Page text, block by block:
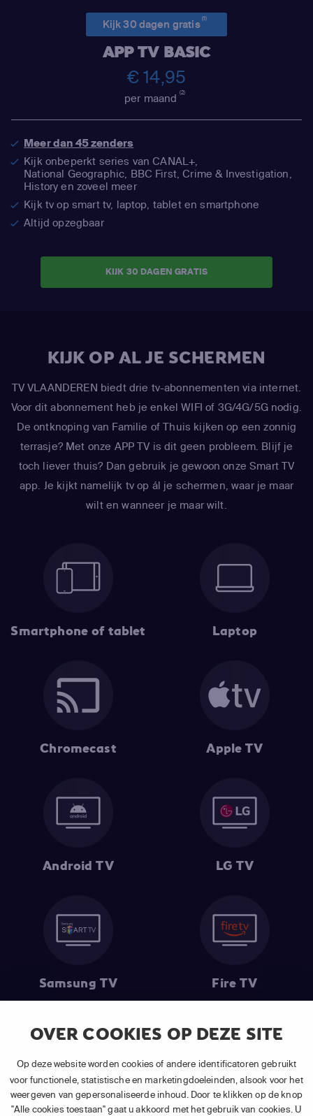
OVER COOKIES OP DEZE SITE
Op deze website worden cookies of andere identificatoren gebruikt
voor functionele, statistische en marketingdoeleinden, alsook voor het
weergeven van gepersonaliseerde inhoud. Door te klikken op de knop
"Alle cookies toestaan" gaat u akkoord met het gebruik van cookies. U
Kijk 30 dagen gratis(1)
APP TV BASIC
€ 14,95
per maand(2)
Meer dan 45 zenders
Kijk onbeperkt series van CANAL+,
National Geographic, BBC First, Crime & Investigation,
History en zoveel meer
Kijk tv op smart tv, laptop, tablet en smartphone
Altijd opzegbaar
KIJK 30 DAGEN GRATIS
KIJK OP AL JE SCHERMEN
TV VLAANDEREN biedt drie tv-abonnementen via internet.
Voor dit abonnement heb je enkel WIFI of 3G/4G/5G nodig.
De ontknoping van Familie of Thuis kijken op een zonnig
terrasje? Met onze APP TV is dit geen probleem. Blijf je
toch liever thuis? Dan gebruik je gewoon onze Smart TV
app. Je kijkt namelijk tv op ál je schermen, waar je maar
wilt en wanneer je maar wilt.
Smartphone of tablet Laptop
Chromecast Apple TV
Android TV LG TV
Samsung TV Fire TV
(1) De eerste 30 dagen gratis: Geldig op alle nieuwe abonnementen
van APP TV Light, Basic of Plus.
(2) Prijs abonnement : Incl. BTW.
(3) Restart & Replayis beschikbaar voorvolgende zendersafhankelijk